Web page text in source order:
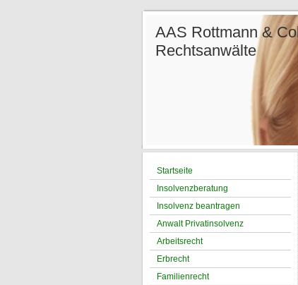
AAS
Tel.:
Startseite
Insolvenzberatung
Insolvenz beantragen
Anwalt Privatinsolvenz
Arbeitsrecht
Erbrecht
Familienrecht